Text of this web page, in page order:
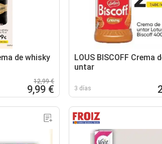
de whisky
12,99 €
9,99 €
LOUS BISCOFF Crema
untar
3 días